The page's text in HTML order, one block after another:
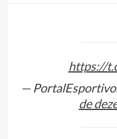
https://
—
de